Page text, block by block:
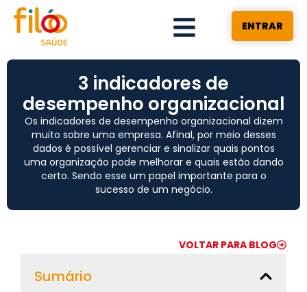
ENTRAR
3 indicadores de
desempenho organizacional
Os indicadores de desempenho organizacional dizem
muito sobre uma empresa. Afinal, por meio desses
dados é possível gerenciar e sinalizar quais pontos
uma organização pode melhorar e quais estão dando
certo. Sendo esse um papel importante para o
sucesso de um negócio.
VOLTAR PARA BLOG
Sumário